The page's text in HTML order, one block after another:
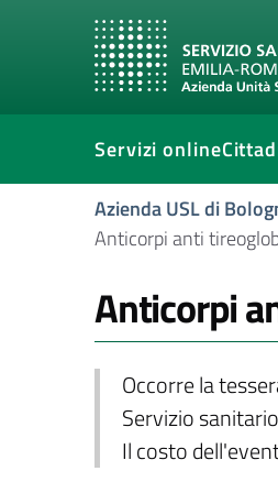
Servizi online
Azienda USL di
Anticorpi anti
Anticorpi
Occorre la
Servizio
Il costo